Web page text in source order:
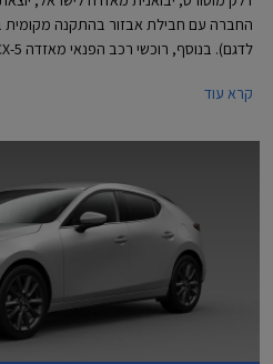
התצוגה של מאזדה ברחבי הארץ.
קרא עוד